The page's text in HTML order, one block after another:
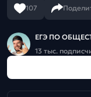
107
ЕГЭ ПО
13 тыс.